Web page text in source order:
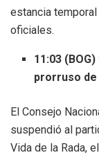
estancia
oficiales.
11:03
prorruso de
El Consejo
suspendió al
Vida de la Rada,